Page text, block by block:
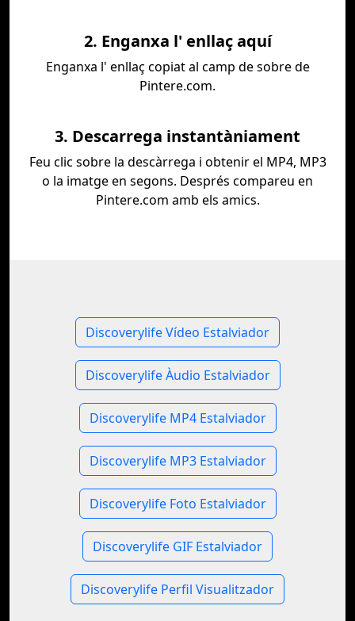
2. Enganxa l' enllaç aquí
Enganxa l' enllaç copiat al camp de sobre de
Pintere.com.
3. Descarrega instantàniament
Feu clic sobre la descàrrega i obtenir el MP4, MP3
o la imatge en segons. Després compareu en
Pintere.com amb els amics.
Discoverylife Vídeo Estalviador
Discoverylife Àudio Estalviador
Discoverylife MP4 Estalviador
Discoverylife MP3 Estalviador
Discoverylife Foto Estalviador
Discoverylife GIF Estalviador
Discoverylife Perfil Visualitzador